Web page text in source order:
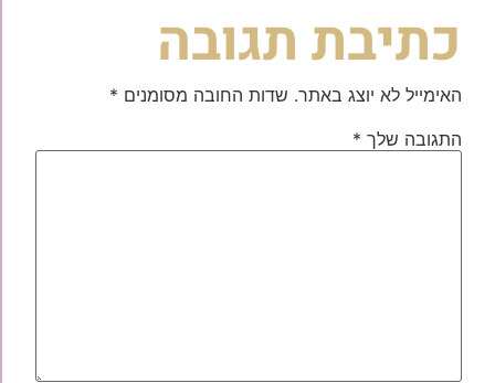
כתיבת תגובה
האימייל לא יוצג באתר. שדות החובה מסומנים *
התגובה שלך *